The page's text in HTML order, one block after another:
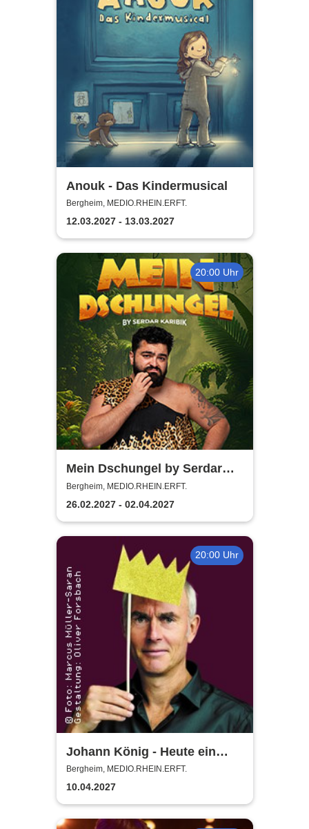
Anouk - Das Kindermusical
Bergheim, MEDIO.RHEIN.ERFT.
12.03.2027 - 13.03.2027
20:00 Uhr
Mein Dschungel by Serdar
Karibik
Bergheim, MEDIO.RHEIN.ERFT.
26.02.2027 - 02.04.2027
20:00 Uhr
Johann König - Heute ein
König
Bergheim, MEDIO.RHEIN.ERFT.
10.04.2027